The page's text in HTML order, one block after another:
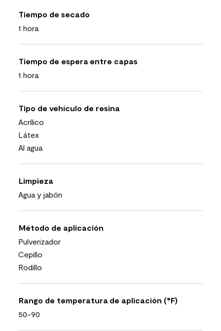
Tiempo de secado
1 hora
Tiempo de espera entre capas
1 hora
Tipo de vehículo de resina
Acrílico
Látex
Al agua
Limpieza
Agua y jabón
Método de aplicación
Pulverizador
Cepillo
Rodillo
Rango de temperatura de aplicación (°F)
50-90